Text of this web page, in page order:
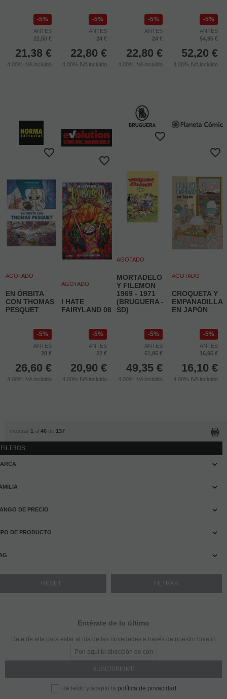
5%
ANTES
22,50 €
21,38 €
4.00% IVA incluido
5%
ANTES
24 €
22,80 €
4.00% IVA incluido
5%
ANTES
24 €
22,80 €
4.00% IVA incluido
5%
ANTES
54,95 €
52,20 €
4.00% IVA incluido
AGOTADO
EN ÓRBITA
CON THOMAS
PESQUET
5%
ANTES
28 €
26,60 €
4.00% IVA incluido
AGOTADO
I HATE
FAIRYLAND 06
5%
ANTES
22 €
20,90 €
4.00% IVA incluido
AGOTADO
MORTADELO
Y FILEMON
1969 - 1971
(BRUGUERA -
SD)
5%
ANTES
51,95 €
49,35 €
4.00% IVA incluido
AGOTADO
CROQUETA Y
EMPANADILLA
EN JAPÓN
5%
ANTES
16,95 €
16,10 €
4.00% IVA incluido
mostrar 1 al 40de 137
FILTROS
DE PRECIO
DE PRODUCTO
Entérate de lo último
Date de alta para estar al día de las novedades a través de nuestro boletín
He leído y acepto la política de privacidad